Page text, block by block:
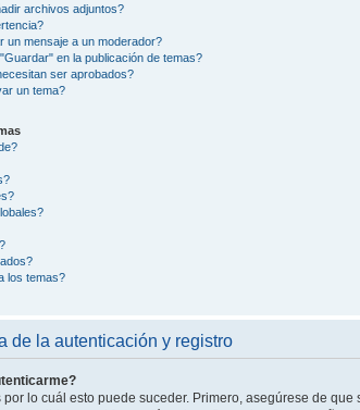
archivos adjuntos?
un mensaje a un moderador?
en la publicación de temas?
ser aprobados?
un tema?
los temas?
de la autenticación y registro
por lo cuál esto puede suceder. Primero, asegúrese de